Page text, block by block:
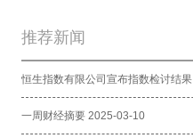
推荐新闻
恒生指数有限公司宣布指数检讨结果
一周财经摘要 2025-03-10